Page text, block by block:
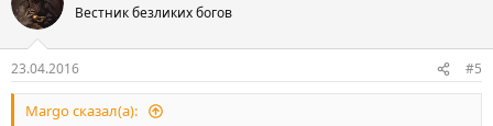
Вестник безликих богов
23.04.2016 #5
Margo сказал(а):